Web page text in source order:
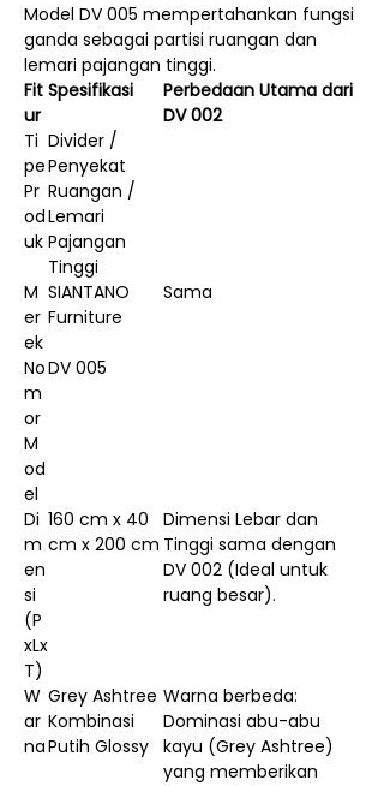
Model DV 005 mempertahankan fungsi
ganda sebagai partisi ruangan dan
lemari pajangan tinggi.
Fit
ur
Spesifikasi
Perbedaan Utama dari
DV 002
Ti
pe
Pr
od
uk
Divider /
Penyekat
Ruangan /
Lemari
Pajangan
Tinggi
M
er
ek
SIANTANO
Furniture
Sama
No
m
or
M
od
el
DV 005
Di
m
en
si
(P
xLx
T)
160 cm x 40
cm x 200 cm
Dimensi Lebar dan
Tinggi sama dengan
DV 002 (Ideal untuk
ruang besar).
W
ar
na
Grey Ashtree
Kombinasi
Putih Glossy
Warna berbeda:
Dominasi abu-abu
kayu (Grey Ashtree)
yang memberikan